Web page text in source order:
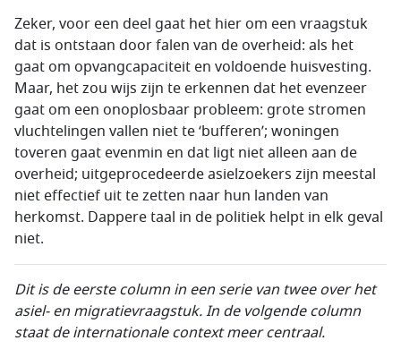
Zeker, voor een deel gaat het hier om een vraagstuk
dat is ontstaan door falen van de overheid: als het
gaat om opvangcapaciteit en voldoende huisvesting.
Maar, het zou wijs zijn te erkennen dat het evenzeer
gaat om een onoplosbaar probleem: grote stromen
vluchtelingen vallen niet te ‘bufferen’; woningen
toveren gaat evenmin en dat ligt niet alleen aan de
overheid; uitgeprocedeerde asielzoekers zijn meestal
niet effectief uit te zetten naar hun landen van
herkomst. Dappere taal in de politiek helpt in elk geval
niet.
Dit is de eerste column in een serie van twee over het
asiel- en migratievraagstuk. In de volgende column
staat de internationale context meer centraal.